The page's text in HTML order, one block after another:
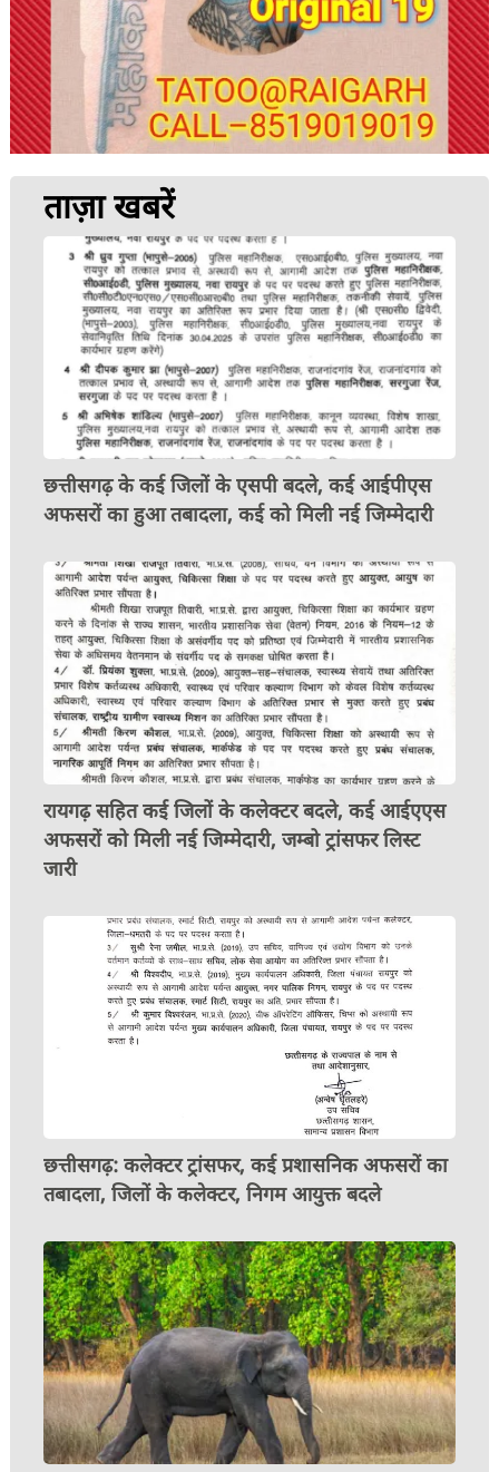
ताज़ा खबरें
छत्तीसगढ़ के कई जिलों के एसपी बदले, कई आईपीएस
अफसरों का हुआ तबादला, कई को मिली नई जिम्मेदारी
रायगढ़ सहित कई जिलों के कलेक्टर बदले, कई आईएएस
अफसरों को मिली नई जिम्मेदारी, जम्बो ट्रांसफर लिस्ट
जारी
छत्तीसगढ़: कलेक्टर ट्रांसफर, कई प्रशासनिक अफसरों का
तबादला, जिलों के कलेक्टर, निगम आयुक्त बदले